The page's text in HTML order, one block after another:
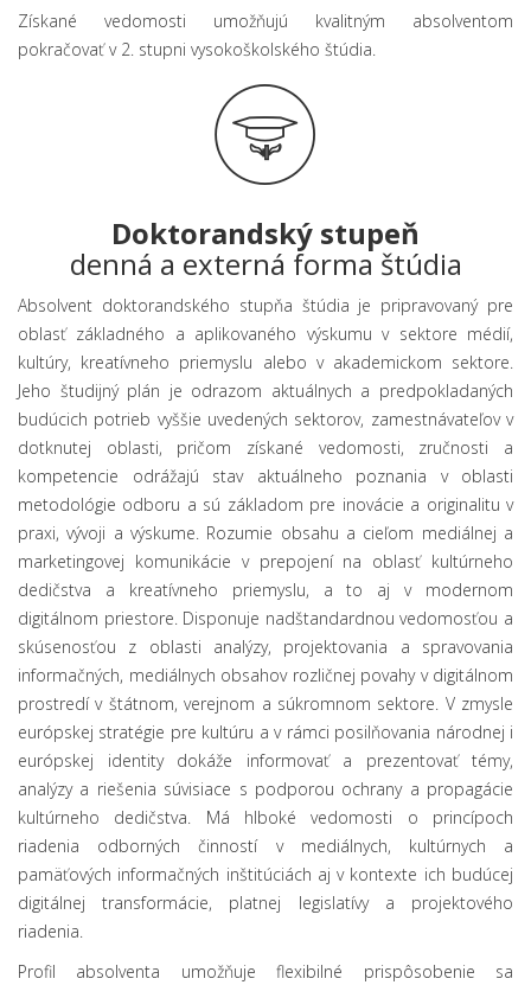
Získané vedomosti umožňujú kvalitným absolventom
pokračovať v 2. stupni vysokoškolského štúdia.
Doktorandský stupeň
denná a externá forma štúdia
Absolvent doktorandského stupňa štúdia je pripravovaný pre
oblasť základného a aplikovaného výskumu v sektore médií,
kultúry, kreatívneho priemyslu alebo v akademickom sektore.
Jeho študijný plán je odrazom aktuálnych a predpokladaných
budúcich potrieb vyššie uvedených sektorov, zamestnávateľov v
dotknutej oblasti, pričom získané vedomosti, zručnosti a
kompetencie odrážajú stav aktuálneho poznania v oblasti
metodológie odboru a sú základom pre inovácie a originalitu v
praxi, vývoji a výskume. Rozumie obsahu a cieľom mediálnej a
marketingovej komunikácie v prepojení na oblasť kultúrneho
dedičstva a kreatívneho priemyslu, a to aj v modernom
digitálnom priestore. Disponuje nadštandardnou vedomosťou a
skúsenosťou z oblasti analýzy, projektovania a spravovania
informačných, mediálnych obsahov rozličnej povahy v digitálnom
prostredí v štátnom, verejnom a súkromnom sektore. V zmysle
európskej stratégie pre kultúru a v rámci posilňovania národnej i
európskej identity dokáže informovať a prezentovať témy,
analýzy a riešenia súvisiace s podporou ochrany a propagácie
kultúrneho dedičstva. Má hlboké vedomosti o princípoch
riadenia odborných činností v mediálnych, kultúrnych a
pamäťových informačných inštitúciách aj v kontexte ich budúcej
digitálnej transformácie, platnej legislatívy a projektového
riadenia.
Profil absolventa umožňuje flexibilné prispôsobenie sa